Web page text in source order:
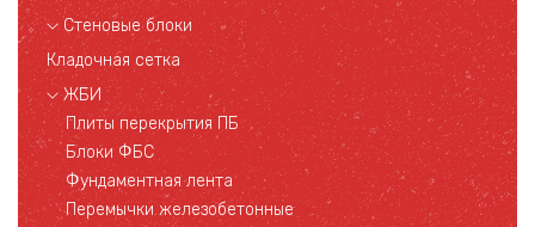
Стеновые блоки
Кладочная сетка
ЖБИ
Плиты перекрытия ПБ
Блоки ФБС
Фундаментная лента
Перемычки железобетонные